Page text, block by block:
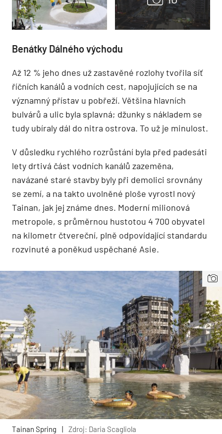
Benátky Dálného východu
Až 12 % jeho dnes už zastavěné rozlohy tvořila síť
říčních kanálů a vodních cest, napojujících se na
významný přístav u pobřeží. Většina hlavních
bulvárů a ulic byla splavná; džunky s nákladem se
tudy ubíraly dál do nitra ostrova. To už je minulost.
V důsledku rychlého rozrůstání byla před padesáti
lety drtivá část vodních kanálů zazeměna,
navázané staré stavby byly při demolici srovnány
se zemí, a na takto uvolněné ploše vyrostl nový
Tainan, jak jej známe dnes. Moderní milionová
metropole, s průměrnou hustotou 4 700 obyvatel
na kilometr čtvereční, plně odpovídající standardu
rozvinuté a poněkud uspěchané Asie.
Tainan Spring | Zdroj: Daria Scagliola